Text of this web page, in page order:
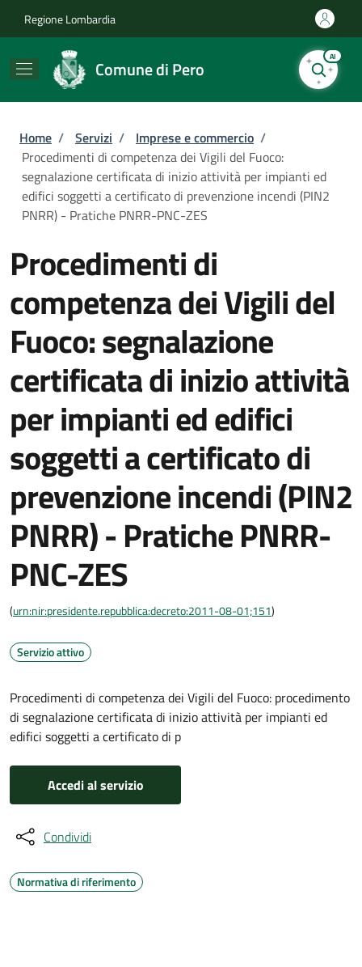
Regione Lombardia
Comune di Pero
AI
Briciole di pane
Home / Servizi / Imprese e commercio /
Procedimenti di competenza dei Vigili del Fuoco:
segnalazione certificata di inizio attività per impianti ed
edifici soggetti a certificato di prevenzione incendi (PIN2
PNRR) - Pratiche PNRR-PNC-ZES
Procedimenti di
competenza dei Vigili del
Fuoco: segnalazione
certificata di inizio attività
per impianti ed edifici
soggetti a certificato di
prevenzione incendi (PIN2
PNRR) - Pratiche PNRR-
PNC-ZES
(urn:nir:presidente.repubblica:decreto:2011-08-01;151)
Servizio attivo
Procedimenti di competenza dei Vigili del Fuoco: procedimento
di segnalazione certificata di inizio attività per impianti ed
edifici soggetti a certificato di p
Accedi al servizio
Condividi
Normativa di riferimento